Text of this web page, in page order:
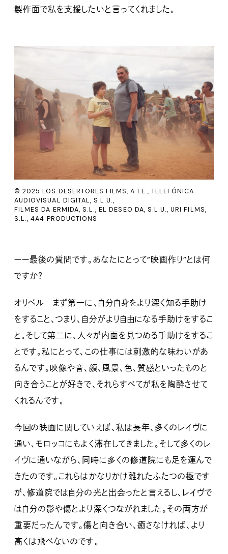
製作面で私を支援したいと言ってくれました。
© 2025 LOS DESERTORES FILMS, A.I.E., TELEFÓNICA
AUDIOVISUAL DIGITAL, S.L.U.,
FILMES DA ERMIDA, S.L., EL DESEO DA, S.L.U., URI FILMS,
S.L., 4A4 PRODUCTIONS
ーー最後の質問です。あなたにとって”映画作り”とは何
ですか？
オリベル まず第一に、自分自身をより深く知る手助け
をすること、つまり、自分がより自由になる手助けをするこ
と。そして第二に、人々が内面を見つめる手助けをするこ
とです。私にとって、この仕事には刺激的な味わいがあ
るんです。映像や音、顔、風景、色、質感といったものと
向き合うことが好きで、それらすべてが私を陶酔させて
くれるんです。
今回の映画に関していえば、私は長年、多くのレイヴに
通い、モロッコにもよく滞在してきました。そして多くのレ
イヴに通いながら、同時に多くの修道院にも足を運んで
きたのです。これらはかなりかけ離れたふたつの極です
が、修道院では自分の光と出会ったと言えるし、レイヴで
は自分の影や傷とより深くつながれました。その両方が
重要だったんです。傷と向き合い、癒さなければ、より
高くは飛べないのです。